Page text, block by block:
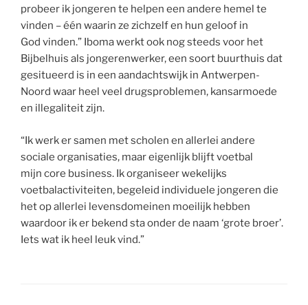
probeer ik jongeren te helpen een andere hemel te
vinden – één waarin ze zichzelf en hun geloof in
God vinden.” Iboma werkt ook nog steeds voor het
Bijbelhuis als jongerenwerker, een soort buurthuis dat
gesitueerd is in een aandachtswijk in Antwerpen-
Noord waar heel veel drugsproblemen, kansarmoede
en illegaliteit zijn.
“Ik werk er samen met scholen en allerlei andere
sociale organisaties, maar eigenlijk blijft voetbal
mijn core business. Ik organiseer wekelijks
voetbalactiviteiten, begeleid individuele jongeren die
het op allerlei levensdomeinen moeilijk hebben
waardoor ik er bekend sta onder de naam ‘grote broer’.
Iets wat ik heel leuk vind.”